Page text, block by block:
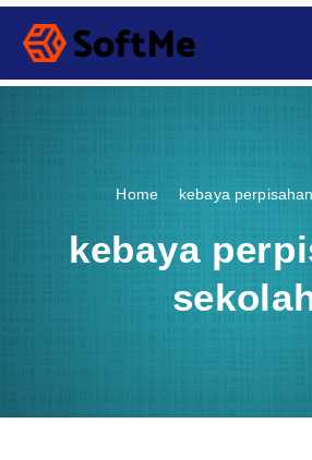
S
p
Home kebaya
kebaya